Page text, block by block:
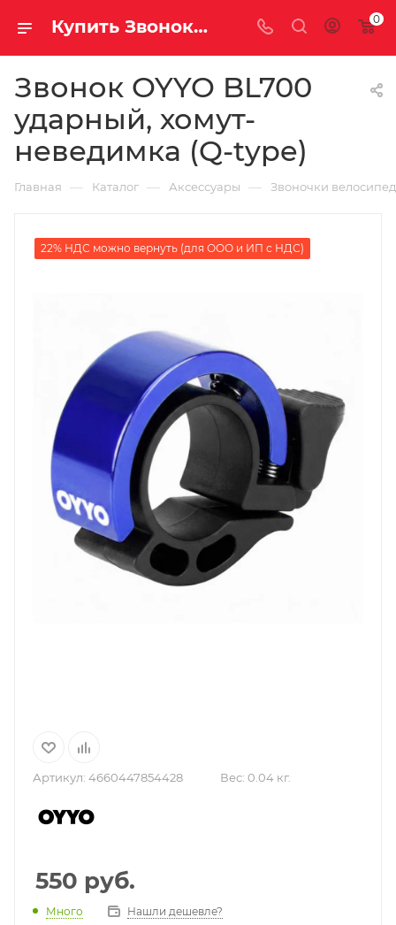
Купить Звонок OYYO BL700 ударный, хомут-неведимка (Q-type) за рублей, а со скидкой 0
Звонок OYYO BL700
ударный, хомут-
неведимка (Q-type)
Главная — Каталог — Аксессуары — Звоночки
22% НДС можно вернуть (для ООО и ИП с НДС)
Артикул: 4660447854428 Вес: 0.04 кг.
550 руб.
Много Нашли дешевле?